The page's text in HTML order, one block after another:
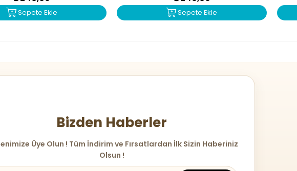
Sepete Ekle Sepete Ekle
Bizden Haberler
Üye Olun ! Tüm İndirim ve Fırsatlardan İlk Sizin Haberiniz
Olsun !